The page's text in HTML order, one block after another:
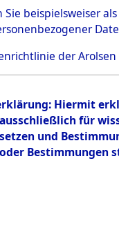
Russland
Weitere Angaben
Die Personalien des
Nachforschungen
Brosche und
Haus der Geschichte,
Namensvarianten
Sie beispielsweiser
der Arolsen
Hiermit
für
und
Bestimmungen